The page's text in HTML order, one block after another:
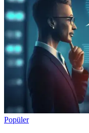
Popüler